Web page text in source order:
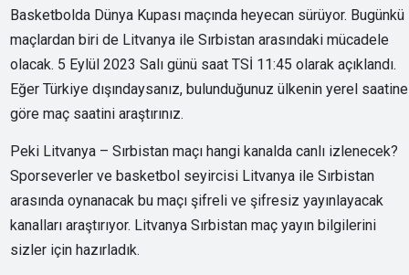
Basketbolda Dünya Kupası maçında heyecan sürüyor. Bugünkü
maçlardan biri de Litvanya ile Sırbistan arasındaki mücadele
olacak. 5 Eylül 2023 Salı günü saat TSİ 11:45 olarak açıklandı.
Eğer Türkiye dışındaysanız, bulunduğunuz ülkenin yerel saatine
göre maç saatini araştırınız.
Peki Litvanya – Sırbistan maçı hangi kanalda canlı izlenecek?
Sporseverler ve basketbol seyircisi Litvanya ile Sırbistan
arasında oynanacak bu maçı şifreli ve şifresiz yayınlayacak
kanalları araştırıyor. Litvanya Sırbistan maç yayın bilgilerini
sizler için hazırladık.